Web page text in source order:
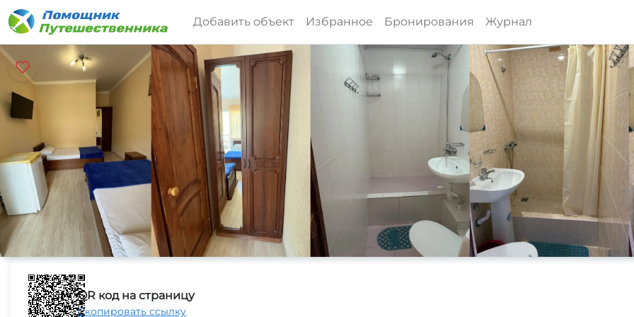
Добавить объект Избранное Бронирования Журнал
QR код на страницу
Скопировать ссылку